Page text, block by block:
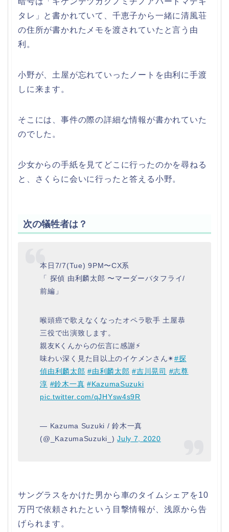
タレ」と書かれていて、千恵子から一緒に清風荘
の住所が書かれたメモを渡されていたと言う由
利。
小野が、土屋が忘れていったノートを由利に手渡
しに来ます。
そこには、事件の際の詳細な情報が書かれていた
のでした。
少女からの手紙を見てどこに行ったのかを尋ねる
と、さくらに会いに行ったと答える小野。
次の犠牲者は？
本日7/7(Tue) 9PM〜CX系
「 探偵 由利麟太郎 〜マーダーバタフライ/
前編」
喉頭癌で歌えなくなったオペラ歌手 土屋恭
三役で出演致します。
親友Kくんからの伝言に感謝⚡︎
味わい深く見た目以上のイケメンさん✴︎#探
偵由利麟太郎 #由利麟太郎 #吉川晃司 #志尊
淳 #鈴木一真 #KazumaSuzuki
pic.twitter.com/qJHYsw4s9R
— Kazuma Suzuki / 鈴木一真
(@_KazumaSuzuki_)July 7, 2020
サングラスをかけた男から車のタイムシェアを10
万円で依頼されたという目撃情報が、浅原から告
げられます。